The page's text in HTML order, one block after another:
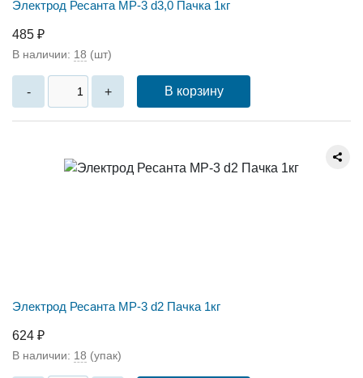
Электрод Ресанта МР-3 d3,0 Пачка 1кг
485 ₽
В наличии: 18 (шт)
- + В корзину
Электрод Ресанта МР-3 d2 Пачка 1кг
624 ₽
В наличии: 18 (упак)